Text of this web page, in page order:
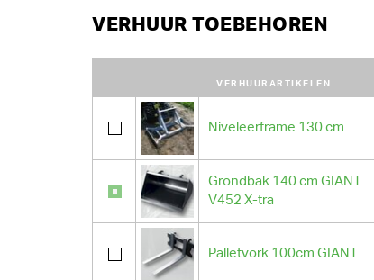
VERHUUR TOEBEHOREN
VERHUURARTIKELEN
Niveleerframe 130 cm
Grondbak 140 cm GIANT
V452 X-tra
Palletvork 100cm GIANT